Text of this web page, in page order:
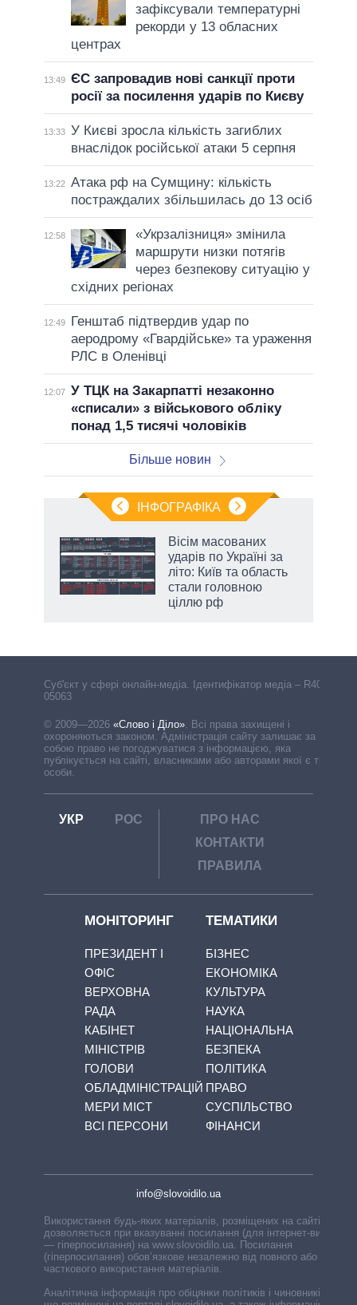
зафіксували температурні
рекорди у 13 обласних
центрах
13:49 ЄС запровадив нові санкції проти
росії за посилення ударів по Києву
13:33 У Києві зросла кількість загиблих
внаслідок російської атаки 5 серпня
13:22 Атака рф на Сумщину: кількість
постраждалих збільшилась до 13 осіб
12:58
«Укрзалізниця» змінила
маршрути низки потягів
через безпекову ситуацію у
східних регіонах
12:49
Генштаб підтвердив удар по
аеродрому «Гвардійське» та ураження
РЛС в Оленівці
12:07 У ТЦК на Закарпатті незаконно
«списали» з військового обліку
понад 1,5 тисячі чоловіків
Більше новин
ІНФОГРАФІКА
Вісім масованих
ударів по Україні за
літо: Київ та область
стали головною
ціллю рф
Cуб'єкт у сфері онлайн-медіа. Ідентифікатор медіа – R40-
05063
© 2009—2026 «Слово і Діло» Всі права захищені і
охороняються законом. Адміністрація сайту залишає за
собою право не погоджуватися з інформацією, яка
публікується на сайті, власниками або авторами якої є треті
особи.
УКР РОС
ПРО НАС
КОНТАКТИ
ПРАВИЛА
МОНІТОРИНГ
ПРЕЗИДЕНТ І
ОФІС
ВЕРХОВНА
РАДА
КАБІНЕТ
МІНІСТРІВ
ГОЛОВИ
ОБЛАДМІНІСТРАЦІЙ
МЕРИ МІСТ
ВСІ ПЕРСОНИ
ТЕМАТИКИ
БІЗНЕС
ЕКОНОМІКА
КУЛЬТУРА
НАУКА
НАЦІОНАЛЬНА
БЕЗПЕКА
ПОЛІТИКА
ПРАВО
СУСПІЛЬСТВО
ФІНАНСИ
info@slovoidilo.ua
Використання будь-яких матеріалів, розміщених на сайті,
дозволяється при вказуванні посилання (для інтернет-видань
— гіперпосилання) на www.slovoidilo.ua. Посилання
(гіперпосилання) обов’язкове незалежно від повного або
часткового використання матеріалів.
Аналітична інформація про обіцянки політиків і чиновників,